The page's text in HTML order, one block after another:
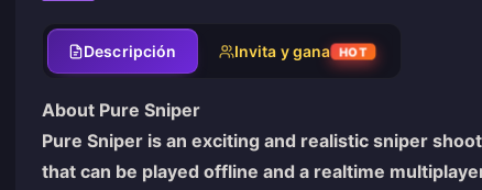
Descripción Invita y gana HOT
About Pure Sniper
Pure Sniper is an exciting and realistic sniper
that can be played offline and a realtime